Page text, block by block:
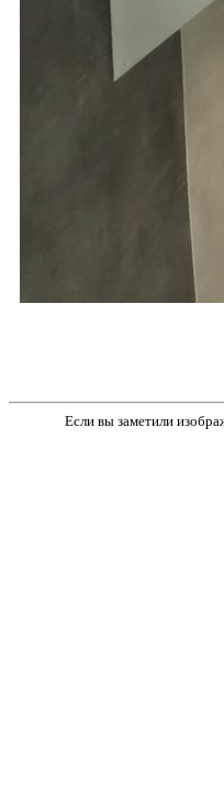
Если вы заметили